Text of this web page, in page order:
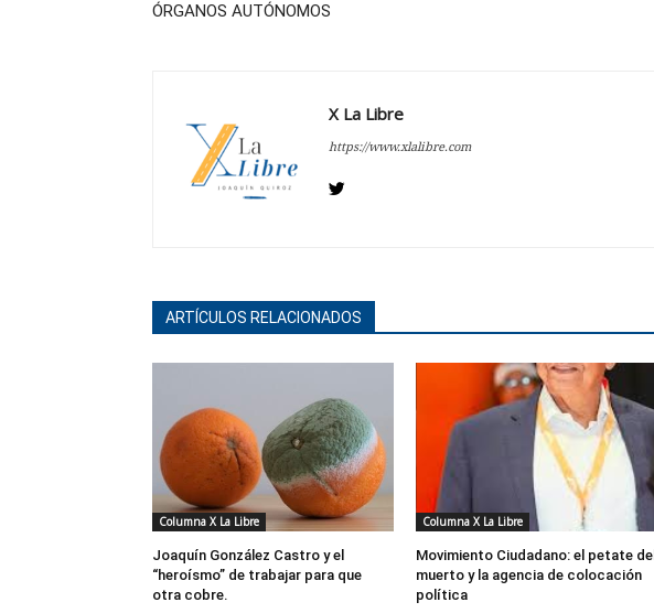
ÓRGANOS AUTÓNOMOS
X La Libre
https://www.xlalibre.com
ARTÍCULOS RELACIONADOS
Columna X La Libre
Joaquín González Castro y el
“heroísmo” de trabajar para que
otra cobre.
Columna X La Libre
Movimiento Ciudadano: el petate del
muerto y la agencia de colocación
política